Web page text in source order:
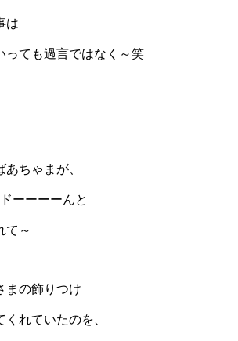
は
っても過言ではなく～笑
ちゃまが、
ーーーーんと
て～
まの飾りつけ
れていたのを、